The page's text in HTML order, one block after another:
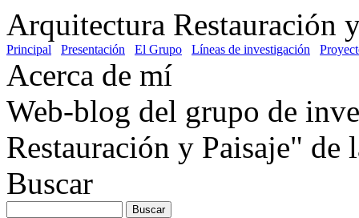
Arquitectura Restauración
Principal Presentación El Grupo Líneas de investigación
Acerca de mí
Web-blog del grupo de
Restauración y Paisaje"
Buscar